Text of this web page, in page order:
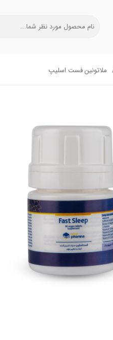
ملاتونین فست اسلیپ